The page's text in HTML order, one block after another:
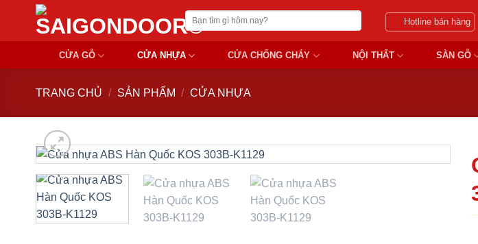
Chuyển
nội
Tìm
kiếm:
Hotline bán hàng
CỬA GỖ CỬA NHỰA CỬA CHỐNG CHÁY NỘI THẤT SÀN GỖ
TRANG CHỦ / SẢN PHẨM / CỬA NHỰA